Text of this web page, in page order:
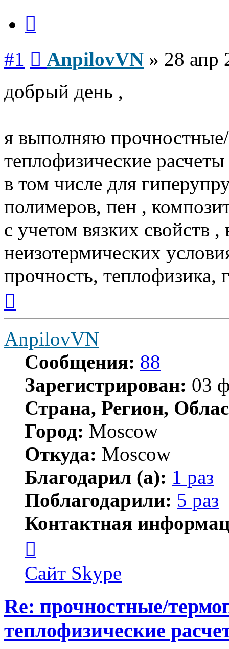
#1 AnpilovVN » 28 апр
добрый день ,
я выполняю
теплофизические расчеты
в том числе для
полимеров, пен ,
с учетом вязких свойств ,
неизотермических
прочность, теплофизика,
началу
AnpilovVN
Сообщения: 88
Зарегистрирован: 03
Страна, Регион,
Город: Moscow
Откуда: Moscow
Благодарил (а): 1 раз
Поблагодарили: 5 раз
Контактная
пользователя
AnpilovVN
Сайт Skype
Re: прочностные/
теплофизические